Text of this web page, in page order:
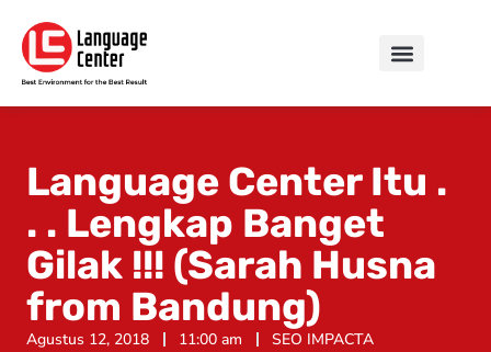
Language Center Itu .
. . Lengkap Banget
Gilak !!! (Sarah Husna
from Bandung)
Agustus 12, 2018 11:00 am SEO IMPACTA